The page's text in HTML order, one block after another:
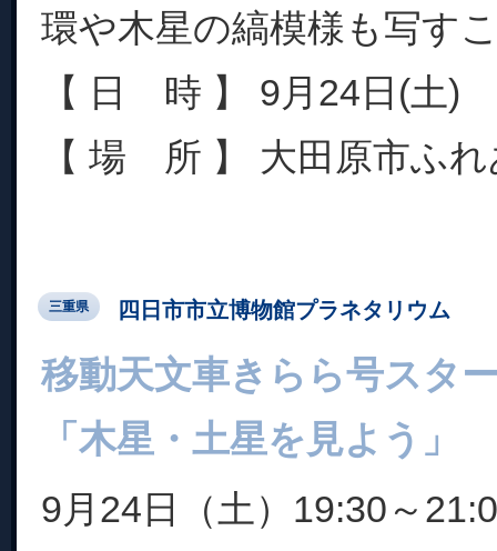
環や木星の縞模様も写す
【 日 時 】 9月24日(土)
【 場 所 】 大田原市ふ
三重県 四日市市立博物館プラネタリウム
移動天文車きらら号スタ
「木星・土星を見よう」
9月24日（土）19:30～